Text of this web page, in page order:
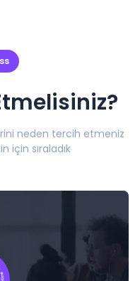
neden tercih etmeniz
için sıraladık